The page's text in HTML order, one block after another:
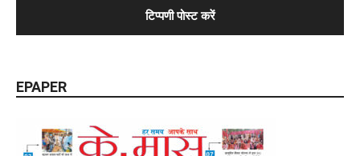
EPAPER